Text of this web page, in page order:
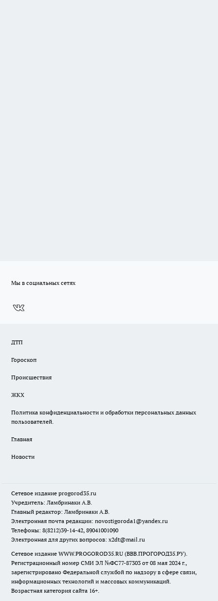
Мы в социальных сетях
ДТП
Гороскоп
Происшествия
ЖКХ
Политика конфиденциальности и обработки персональных данных
пользователей.
Главная
Новости
Сетевое издание progorod35.ru
Учредитель: Ламбринаки А.В.
Главный редактор: Ламбринаки А.В.
Электронная почта редакции: novostigoroda1@yandex.ru
Телефоны: 8(8212)39-14-42, 89041001090
Электронная для других вопросов: x2dt@mail.ru
Сетевое издание WWW.PROGOROD35.RU (ВВВ.ПРОГОРОД35.РУ).
Регистрационный номер СМИ ЭЛ №ФС77-87303 от 08 мая 2024 г.,
зарегистрировано Федеральной службой по надзору в сфере связи,
информационных технологий и массовых коммуникаций.
Возрастная категория сайта 16+.